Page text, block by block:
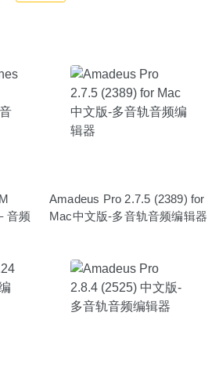
音频
Amadeus Pro 2.7.5 (2389) for
Mac中文版-多音轨音频编辑器